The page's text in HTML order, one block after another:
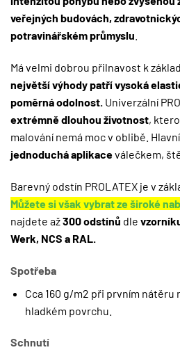
veřejných budovách,
potravinářském průmyslu
Má velmi dobrou přilnavost k
největší výhody patří vysoká
poměrná odolnost. Univerzální
extrémně dlouhou životnost,
malování nemá moc v oblibě.
jednoduchá aplikaceválečkem,
Barevný odstín PROLATEX je v
Můžete si však vybrat ze široké
najdete až300 odstínů dle
Werk, NCS a RAL
Spotřeba
Cca 160 g/m2 při prvním nátěru
hladkém povrchu.
Schnutí